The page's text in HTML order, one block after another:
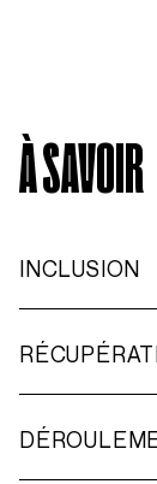
À SAVOIR
INCLUSION
Suivi en
l’Expo-